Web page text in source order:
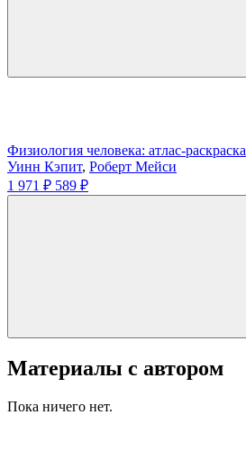
Физиология человека: атлас-раскраска
Уинн Кэпит, Роберт Мейси
1 971 ₽ 589 ₽
Материалы с автором
Пока ничего нет.